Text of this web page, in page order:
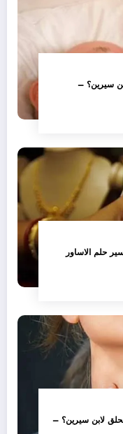
سيرين؟ –
حلم الاساور
لابن سيرين؟ –